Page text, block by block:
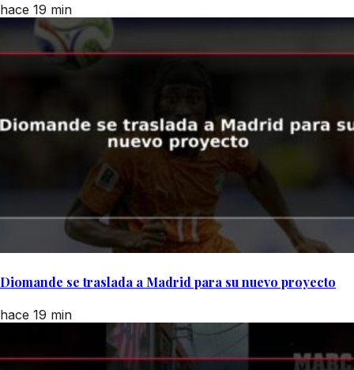
hace 19 min
Diomande se traslada a Madrid para su nuevo proyecto
hace 19 min